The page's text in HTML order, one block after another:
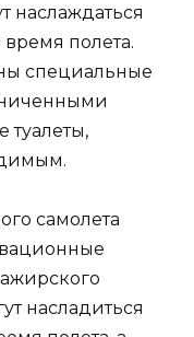
наслаждаться
полета.
специальные
туалеты,
самолета
насладиться